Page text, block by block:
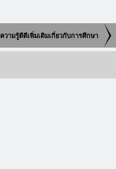
ความรู้ดีดีเพิ่มเติมเกี่ยวกับการศึกษา